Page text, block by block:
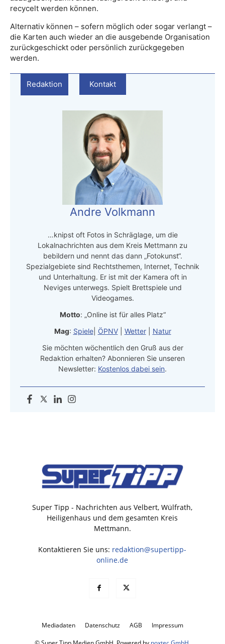
recycelt werden können.
Alternativ können – sofern möglich oder sogar verlangt –
die Karten auch wieder an die ausgebende Organisation
zurückgeschickt oder persönlich zurückgegeben
werden.
Redaktion Kontakt
Andre Volkmann
…knipst oft Fotos in Schräglage, um die
Lokalnachrichten aus dem Kreis Mettmann zu
bebildern und nennt das dann „Fotokunst“.
Spezialgebiete sind Rechtsthemen, Internet, Technik
und Unterhaltung. Er ist mit der Kamera oft in
Neviges unterwegs. Spielt Brettspiele und
Videogames.
Motto: „Online ist für alles Platz“
Mag: Spiele| ÖPNV| Wetter| Natur
Sie möchten wöchentlich den Gruß aus der
Redaktion erhalten? Abonnieren Sie unseren
Newsletter: Kostenlos dabei sein.
Super Tipp - Nachrichten aus Velbert, Wülfrath,
Heiligenhaus und dem gesamten Kreis
Mettmann.
Kontaktieren Sie uns: redaktion@supertipp-
online.de
Mediadaten Datenschutz AGB Impressum